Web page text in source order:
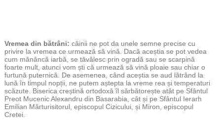
Vremea din bătrâni: câinii ne pot da unele semne precise cu
privire la vremea ce urmează să vină. Dacă aceștia se pot vedea
cum mănâncă iarbă, se tăvălesc prin ogradă sau se scarpină
foarte mult, atunci vom ști că urmează să vină ploaie sau chiar o
furtună puternică. De asemenea, când aceștia se aud lătrând la
lună în timpul nopții, ne putem aștepta la vreme rea și temperaturi
scăzute. Biserica creștină ortodoxă îl sărbătorește atât pe Sfântul
Preot Mucenic Alexandru din Basarabia, cât și pe Sfântul Ierarh
Emilian Mărturisitorul, episcopul Cizicului, și Miron, episcopul
Cretei.